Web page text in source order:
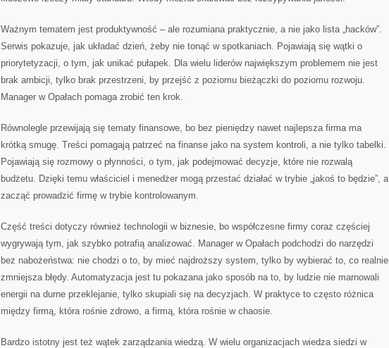
Ważnym tematem jest produktywność – ale rozumiana praktycznie, a nie jako lista „hacków”.
Serwis pokazuje, jak układać dzień, żeby nie tonąć w spotkaniach. Pojawiają się wątki o
priorytetyzacji, o tym, jak unikać pułapek. Dla wielu liderów największym problemem nie jest
brak ambicji, tylko brak przestrzeni, by przejść z poziomu bieżączki do poziomu rozwoju.
Manager w Opałach pomaga zrobić ten krok.
Równolegle przewijają się tematy finansowe, bo bez pieniędzy nawet najlepsza firma ma
krótką smugę. Treści pomagają patrzeć na finanse jako na system kontroli, a nie tylko tabelki.
Pojawiają się rozmowy o płynności, o tym, jak podejmować decyzje, które nie rozwalą
budżetu. Dzięki temu właściciel i menedżer mogą przestać działać w trybie „jakoś to będzie”, a
zacząć prowadzić firmę w trybie kontrolowanym.
Część treści dotyczy również technologii w biznesie, bo współczesne firmy coraz częściej
wygrywają tym, jak szybko potrafią analizować. Manager w Opałach podchodzi do narzędzi
bez nabożeństwa: nie chodzi o to, by mieć najdroższy system, tylko by wybierać to, co realnie
zmniejsza błędy. Automatyzacja jest tu pokazana jako sposób na to, by ludzie nie marnowali
energii na durne przeklejanie, tylko skupiali się na decyzjach. W praktyce to często różnica
między firmą, która rośnie zdrowo, a firmą, która rośnie w chaosie.
Bardzo istotny jest też wątek zarządzania wiedzą. W wielu organizacjach wiedza siedzi w